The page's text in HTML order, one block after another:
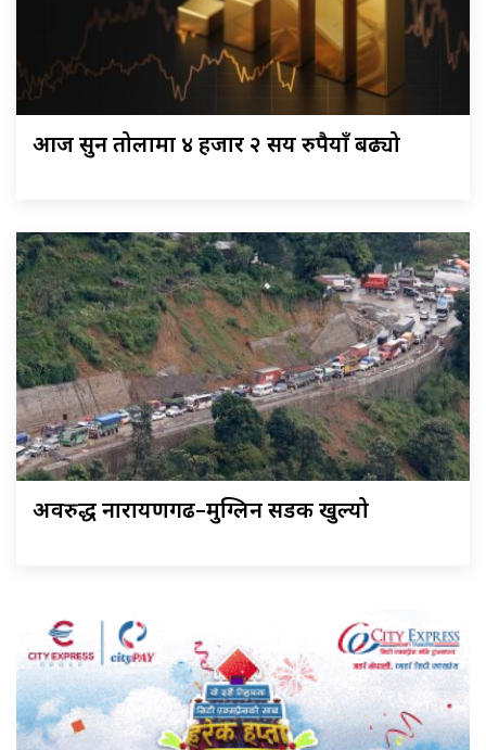
आज सुन तोलामा ४ हजार २ सय रुपैयाँ बढ्यो
अवरुद्ध नारायणगढ–मुग्लिन सडक खुल्यो